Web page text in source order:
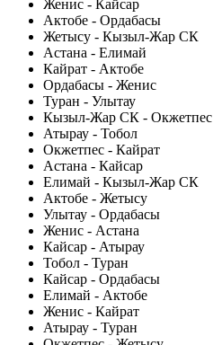
Женис - Кайсар
Актобе - Ордабасы
Жетысу - Кызыл-Жар СК
Астана - Елимай
Кайрат - Актобе
Ордабасы - Женис
Туран - Улытау
Кызыл-Жар СК - Окжетпес
Атырау - Тобол
Окжетпес - Кайрат
Астана - Кайсар
Елимай - Кызыл-Жар СК
Актобе - Жетысу
Улытау - Ордабасы
Женис - Астана
Кайсар - Атырау
Тобол - Туран
Кайсар - Ордабасы
Елимай - Актобе
Женис - Кайрат
Атырау - Туран